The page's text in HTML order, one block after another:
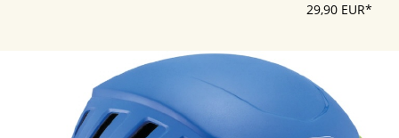
29,90 EUR*